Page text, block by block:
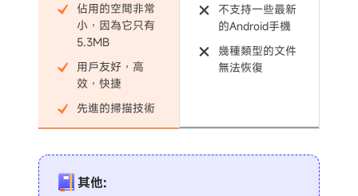
佔用的空間非常
小，因為它只有
5.3MB
用戶友好，高
效，快捷
先進的掃描技術
不支持一些最新
的Android手機
幾種類型的文件
無法恢復
其他: